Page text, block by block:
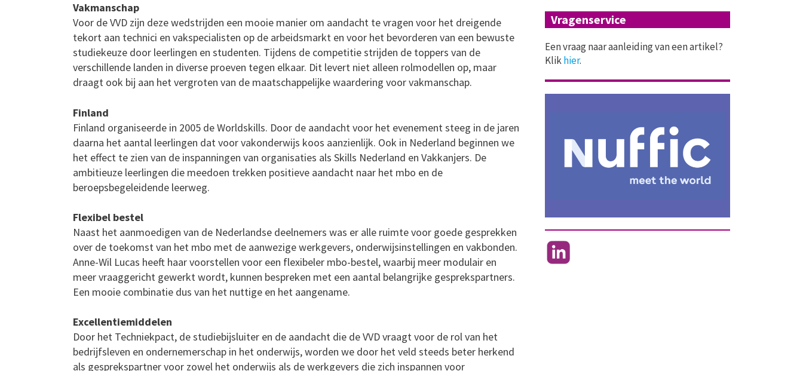
Vakmanschap
Voor de VVD zijn deze wedstrijden een mooie manier om aandacht te vragen voor het dreigende
tekort aan technici en vakspecialisten op de arbeidsmarkt en voor het bevorderen van een bewuste
studiekeuze door leerlingen en studenten. Tijdens de competitie strijden de toppers van de
verschillende landen in diverse proeven tegen elkaar. Dit levert niet alleen rolmodellen op, maar
draagt ook bij aan het vergroten van de maatschappelijke waardering voor vakmanschap.
Finland
Finland organiseerde in 2005 de Worldskills. Door de aandacht voor het evenement steeg in de jaren
daarna het aantal leerlingen dat voor vakonderwijs koos aanzienlijk. Ook in Nederland beginnen we
het effect te zien van de inspanningen van organisaties als Skills Nederland en Vakkanjers. De
ambitieuze leerlingen die meedoen trekken positieve aandacht naar het mbo en de
beroepsbegeleidende leerweg.
Flexibel bestel
Naast het aanmoedigen van de Nederlandse deelnemers was er alle ruimte voor goede gesprekken
over de toekomst van het mbo met de aanwezige werkgevers, onderwijsinstellingen en vakbonden.
Anne-Wil Lucas heeft haar voorstellen voor een flexibeler mbo-bestel, waarbij meer modulair en
meer vraaggericht gewerkt wordt, kunnen bespreken met een aantal belangrijke gesprekspartners.
Een mooie combinatie dus van het nuttige en het aangename.
Excellentiemiddelen
Door het Techniekpact, de studiebijsluiter en de aandacht die de VVD vraagt voor de rol van het
bedrijfsleven en ondernemerschap in het onderwijs, worden we door het veld steeds beter herkend
als gesprekspartner voor zowel het onderwijs als de werkgevers die zich inspannen voor
Vragenservice
Een vraag naar aanleiding van een artikel?
Klikhier.